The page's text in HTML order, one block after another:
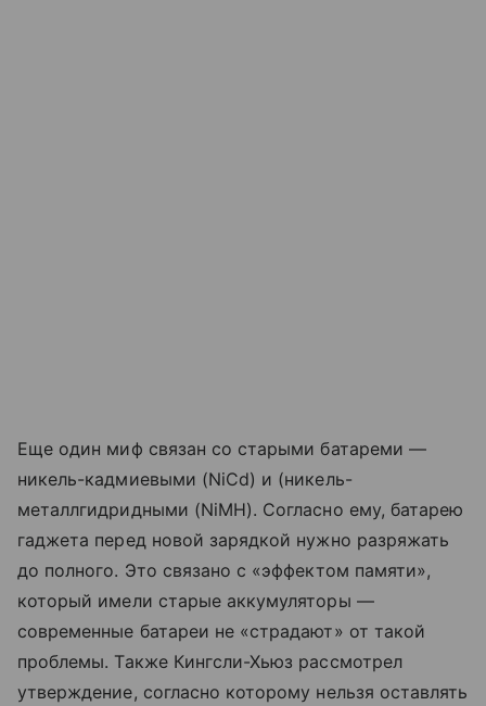
Еще один миф связан со старыми батареми —
никель-кадмиевыми (NiCd) и (никель-
металлгидридными (NiMH). Согласно ему, батарею
гаджета перед новой зарядкой нужно разряжать
до полного. Это связано с «эффектом памяти»,
который имели старые аккумуляторы —
современные батареи не «страдают» от такой
проблемы. Также Кингсли-Хьюз рассмотрел
утверждение, согласно которому нельзя оставлять